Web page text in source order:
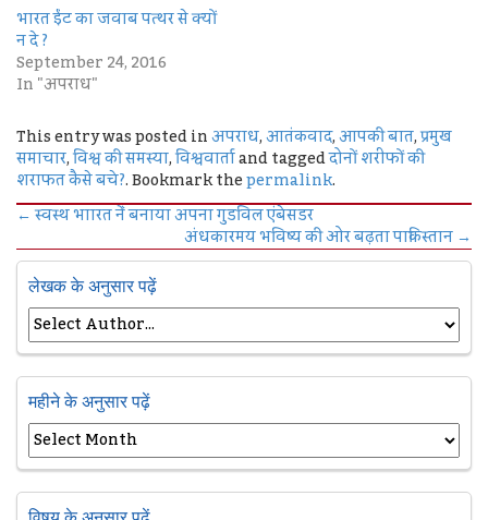
भारत ईंट का जवाब पत्थर से क्यों
न दे ?
September 24, 2016
In "अपराध"
This entry was posted inअपराध,आतंकवाद,आपकी बात,प्रमुख
समाचार,विश्व की समस्या,विश्ववार्ताand taggedदोनों शरीफों की
शराफत कैसे बचे?. Bookmark thepermalink.
←स्‍वस्‍थ भाारत नेंं बनाया अपना गुडविल एंबेसडर
अंधकारमय भविष्य की ओर बढ़ता पाकिस्तान→
लेखक के अनुसार पढ़ें
महीने के अनुसार पढ़ें